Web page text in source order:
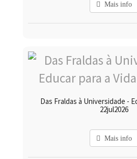
Mais info
Das Fraldas à Universidade -
22jul2026
Mais info